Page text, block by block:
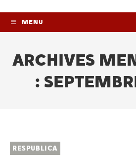
MENU
ARCHIVES
:
RESPUBLICA